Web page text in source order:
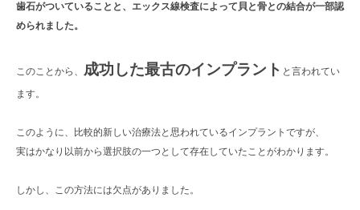
歯石がついていることと、エックス線検査によって貝と骨との結合が一部認
められました。
このことから、 成功した最古のインプラント と言われてい
ます。
このように、比較的新しい治療法と思われているインプラントですが、
実はかなり以前から選択肢の一つとして存在していたことがわかります。
しかし、この方法には欠点がありました。